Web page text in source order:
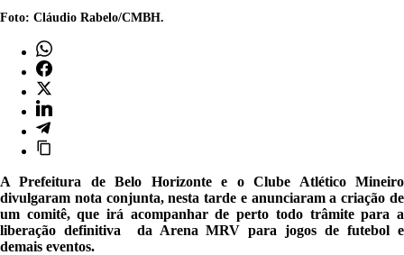
Foto: Cláudio Rabelo/CMBH.
A Prefeitura de Belo Horizonte e o Clube Atlético Mineiro
divulgaram nota conjunta, nesta tarde e anunciaram a criação de
um comitê, que irá acompanhar de perto todo trâmite para a
liberação definitiva da Arena MRV para jogos de futebol e
demais eventos.